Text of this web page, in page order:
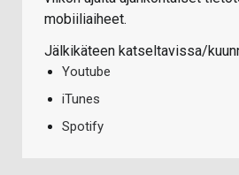
mobiiliaiheet.
Jälkikäteen katseltavissa/
Youtube
iTunes
Spotify